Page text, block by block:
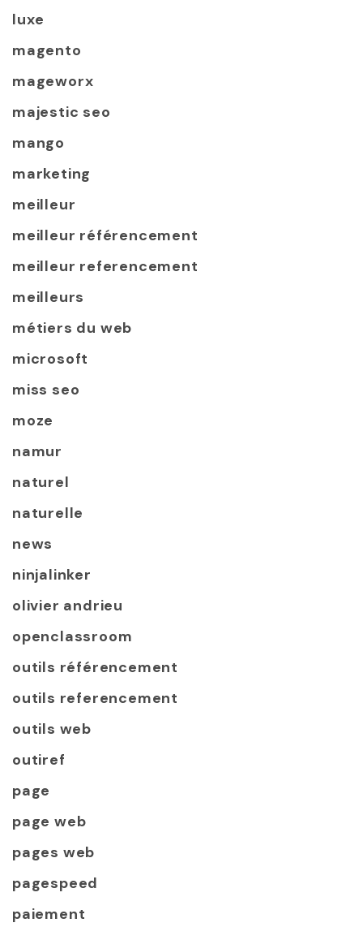
luxe
magento
mageworx
majestic seo
mango
marketing
meilleur
meilleur référencement
meilleur referencement
meilleurs
métiers du web
microsoft
miss seo
moze
namur
naturel
naturelle
news
ninjalinker
olivier andrieu
openclassroom
outils référencement
outils referencement
outils web
outiref
page
page web
pages web
pagespeed
paiement